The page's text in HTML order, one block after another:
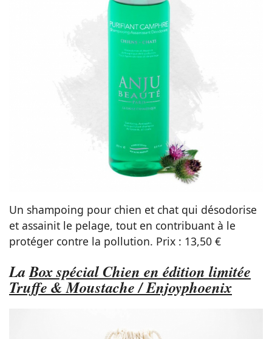
Un shampoing pour chien et chat qui désodorise
et assainit le pelage, tout en contribuant à le
protéger contre la pollution. Prix : 13,50 €
LaBox spécial Chien en édition limitée
Truffe & Moustache / Enjoyphoenix